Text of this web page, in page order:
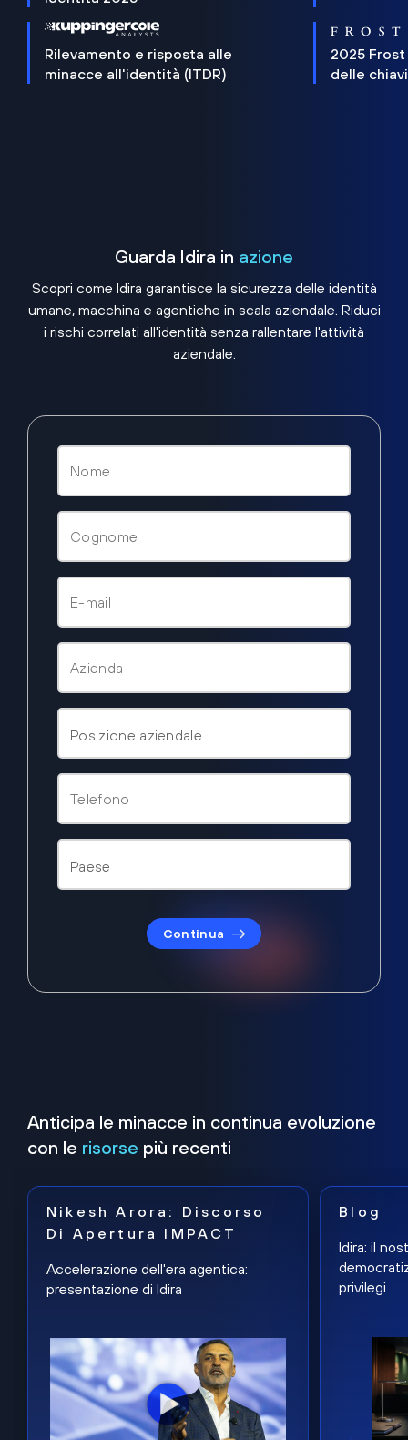
Rilevamento e risposta alle
minacce all'identità (ITDR)
2025 Frost
delle
Guarda Idira in azione
Scopri come Idira garantisce la sicurezza delle identità
umane, macchina e agentiche in scala aziendale. Riduci
i rischi correlati all'identità senza rallentare l'attività
aziendale.
Continua
Anticipa le minacce in continua evoluzione
con le risorse più recenti
Nikesh Arora: Discorso
Di Apertura IMPACT
Accelerazione dell'era agentica:
presentazione di Idira
Blog
Idira: il
privilegi